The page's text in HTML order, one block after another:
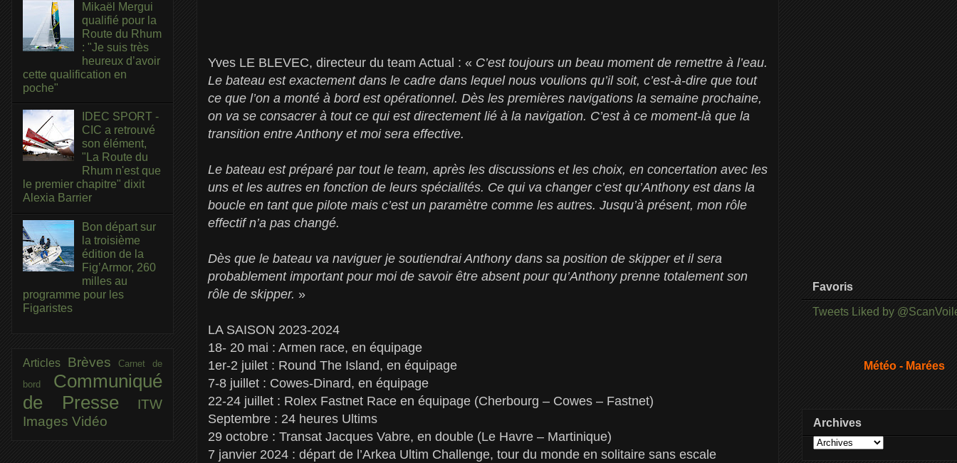
Yves LE BLEVEC, directeur du team Actual : « C’est toujours un beau moment de remettre à l’eau.
Le bateau est exactement dans le cadre dans lequel nous voulions qu’il soit, c’est-à-dire que tout
ce que l’on a monté à bord est opérationnel. Dès les premières navigations la semaine prochaine,
on va se consacrer à tout ce qui est directement lié à la navigation. C’est à ce moment-là que la
transition entre Anthony et moi sera effective.
Le bateau est préparé par tout le team, après les discussions et les choix, en concertation avec les
uns et les autres en fonction de leurs spécialités. Ce qui va changer c’est qu’Anthony est dans la
boucle en tant que pilote mais c’est un paramètre comme les autres. Jusqu’à présent, mon rôle
effectif n’a pas changé.
Dès que le bateau va naviguer je soutiendrai Anthony dans sa position de skipper et il sera
probablement important pour moi de savoir être absent pour qu’Anthony prenne totalement son
rôle de skipper. »
LA SAISON 2023-2024
18- 20 mai : Armen race, en équipage
1er-2 juilet : Round The Island, en équipage
7-8 juillet : Cowes-Dinard, en équipage
22-24 juillet : Rolex Fastnet Race en équipage (Cherbourg – Cowes – Fastnet)
Septembre : 24 heures Ultims
29 octobre : Transat Jacques Vabre, en double (Le Havre – Martinique)
7 janvier 2024 : départ de l’Arkea Ultim Challenge, tour du monde en solitaire sans escale
Mikaël Mergui
qualifié pour la
Route du Rhum
: "Je suis très
heureux d’avoir
cette qualification en
poche"
IDEC SPORT -
CIC a retrouvé
son élément,
"La Route du
Rhum n'est que
le premier chapitre" dixit
Alexia Barrier
Bon départ sur
la troisième
édition de la
Fig’Armor, 260
milles au
programme pour les
Figaristes
Articles BrèvesCarnet de
bord Communiqué
de Presse
ITW
Images Vidéo
Favoris
Tweets Liked by
Météo - Marées
Archives